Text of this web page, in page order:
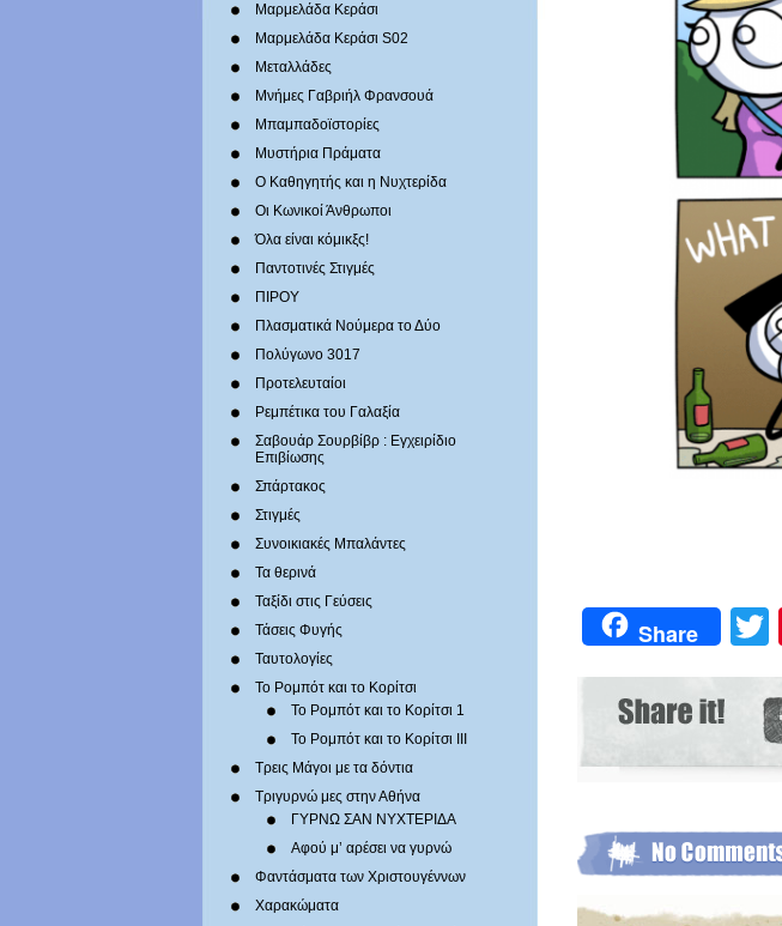
Μαρμελάδα Κεράσι
Μαρμελάδα Κεράσι S02
Μεταλλάδες
Mνήμες Γαβριήλ Φρανσουά
Μπαμπαδοϊστορίες
Μυστήρια Πράματα
Ο Καθηγητής και η Νυχτερίδα
Οι Κωνικοί Άνθρωποι
Όλα είναι κόμικξς!
Παντοτινές Στιγμές
ΠΙΡΟΥ
Πλασματικά Νούμερα το Δύο
Πολύγωνο 3017
Προτελευταίοι
Ρεμπέτικα του Γαλαξία
Σαβουάρ Σουρβίβρ : Εγχειρίδιο
Επιβίωσης
Σπάρτακος
Στιγμές
Συνοικιακές Μπαλάντες
Τα θερινά
Ταξίδι στις Γεύσεις
Τάσεις Φυγής
Ταυτολογίες
Το Ρομπότ και το Κορίτσι
Το Ρομπότ και το Κορίτσι 1
Το Ρομπότ και το Κορίτσι III
Τρεις Μάγοι με τα δόντια
Τριγυρνώ μες στην Αθήνα
ΓΥΡΝΩ ΣΑΝ ΝΥΧΤΕΡΙΔΑ
Αφού μ’ αρέσει να γυρνώ
Φαντάσματα των Χριστουγέννων
Χαρακώματα
Share